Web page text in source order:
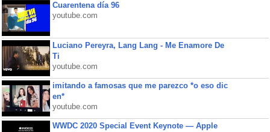
Cuarentena día 96
youtube.com
Luciano Pereyra, Lang Lang - Me Enamore De
Ti
youtube.com
imitando a famosas que me parezco *o eso dic
en*
youtube.com
WWDC 2020 Special Event Keynote — Apple